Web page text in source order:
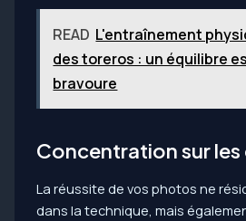
READ L'entraînement
des toreros : un équilibre
bravoure
Concentration sur
La réussite de vos photos ne
dans la technique, mais